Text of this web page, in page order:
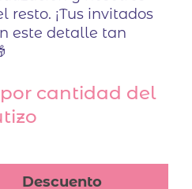
resto. ¡Tus invitados
este detalle tan
cantidad del
Descuento